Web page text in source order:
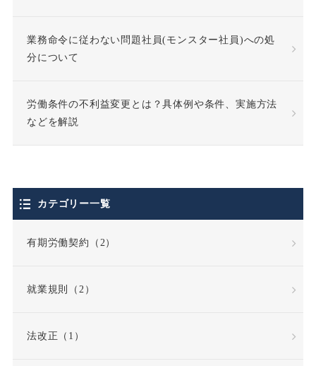
業務命令に従わない問題社員(モンスター社員)への処
分について
労働条件の不利益変更とは？具体例や条件、実施方法
などを解説
カテゴリー一覧
有期労働契約（2）
就業規則（2）
法改正（1）